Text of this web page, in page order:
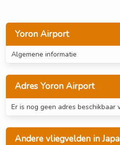
Yoron Airport
Algemene informatie
Adres Yoron Airport
Er is nog geen adres beschikbaar
Andere vliegvelden in